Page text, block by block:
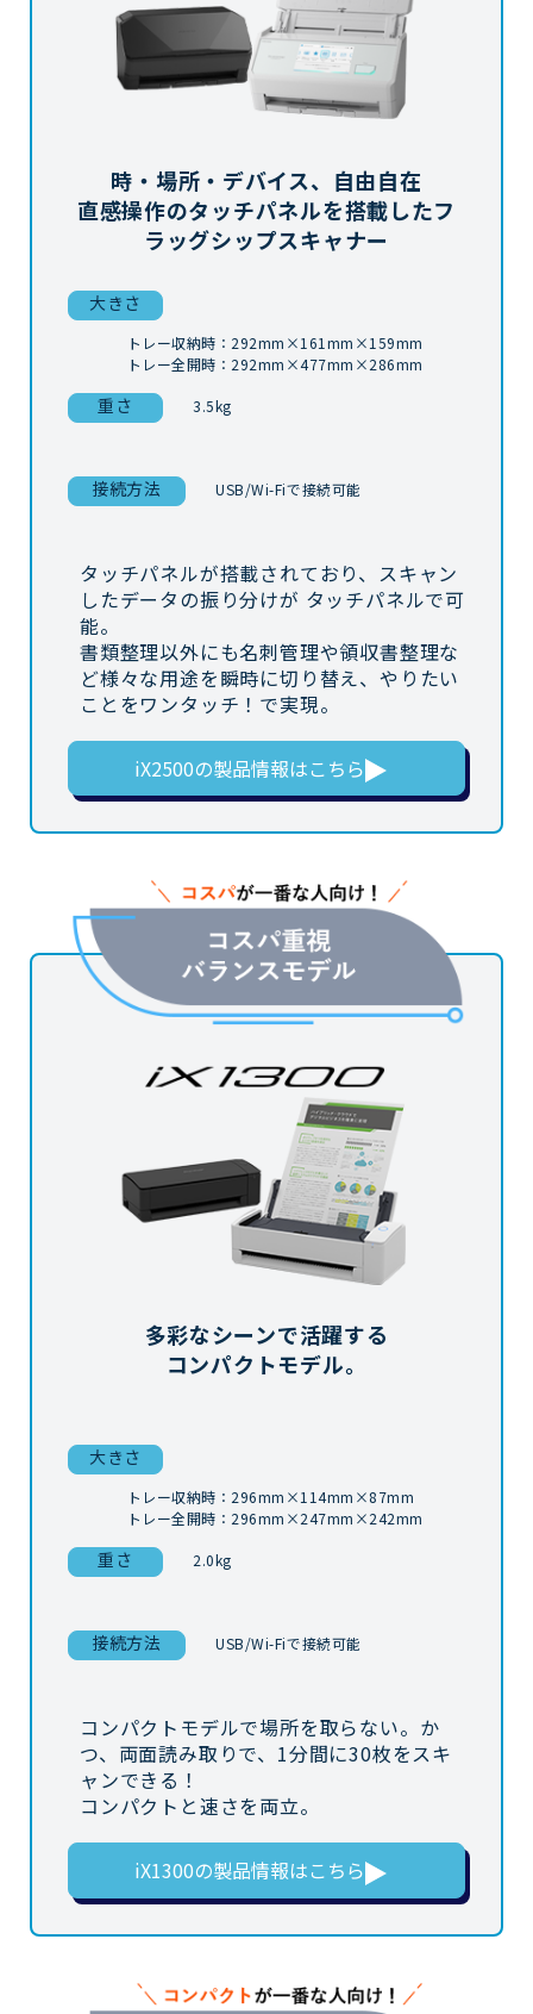
時・場所・デバイス、自由自在
直感操作のタッチパネルを搭載したフ
ラッグシップスキャナー
大きさ
トレー収納時：292mm×161mm×159mm
トレー全開時：292mm×477mm×286mm
重さ 3.5kg
接続方法 USB/Wi-Fiで接続可能
タッチパネルが搭載されており、スキャン
したデータの振り分けが タッチパネルで可
能。
書類整理以外にも名刺管理や領収書整理な
ど様々な用途を瞬時に切り替え、やりたい
ことをワンタッチ！で実現。
iX2500の製品情報はこちら
多彩なシーンで活躍する
コンパクトモデル。
大きさ
トレー収納時：296mm×114mm×87mm
トレー全開時：296mm×247mm×242mm
重さ 2.0kg
接続方法 USB/Wi-Fiで接続可能
コンパクトモデルで場所を取らない。か
つ、両面読み取りで、1分間に30枚をスキ
ャンできる！
コンパクトと速さを両立。
iX1300の製品情報はこちら